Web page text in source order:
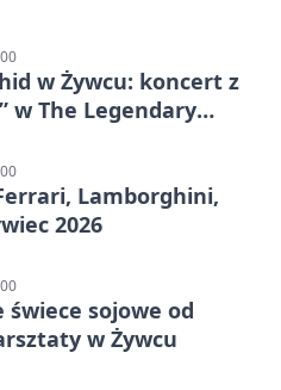
w Żywcu: koncert z
w The Legendary
Lamborghini,
2026
świece sojowe od
w Żywcu